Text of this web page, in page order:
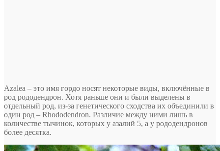
Azalea – это имя гордо носят некоторые виды, включённые в
род рододендрон. Хотя раньше они и были выделены в
отдельный род, из-за генетического сходства их объединили в
один род – Rhododendron. Различие между ними лишь в
количестве тычинок, которых у азалий 5, а у рододендронов
более десятка.